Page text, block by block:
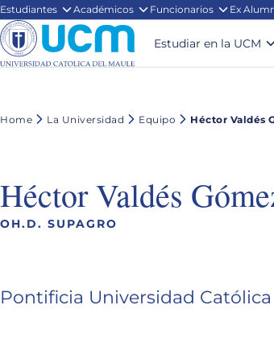
Estudiantes Académicos Funcionarios Ex
Estudiar en la UCM
Home La Universidad Equipo Héctor Valdés
Héctor Valdés
OH.D. SUPAGRO
Pontificia Universidad